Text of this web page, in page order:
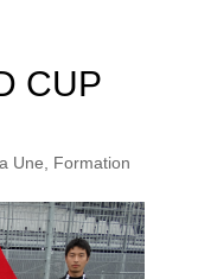
CUP
Une, Formation